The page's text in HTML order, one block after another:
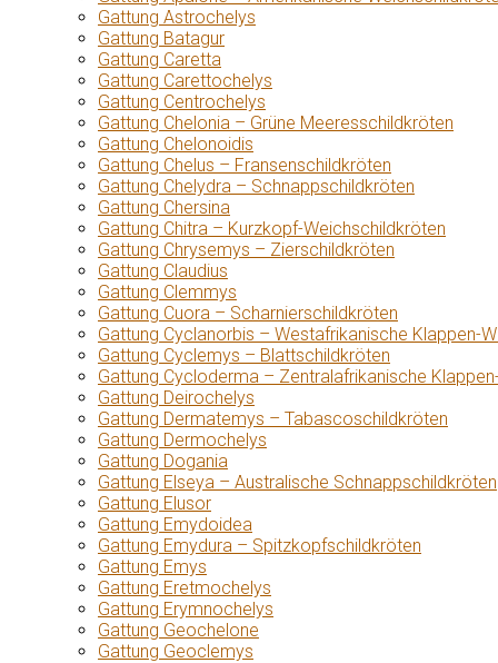
Gattung Astrochelys
Gattung Batagur
Gattung Caretta
Gattung Carettochelys
Gattung Centrochelys
Gattung Chelonia – Grüne Meeresschildkröten
Gattung Chelonoidis
Gattung Chelus – Fransenschildkröten
Gattung Chelydra – Schnappschildkröten
Gattung Chersina
Gattung Chitra – Kurzkopf-Weichschildkröten
Gattung Chrysemys – Zierschildkröten
Gattung Claudius
Gattung Clemmys
Gattung Cuora – Scharnierschildkröten
Gattung Cyclanorbis – Westafrikanische Klappen-
Gattung Cyclemys – Blattschildkröten
Gattung Cycloderma – Zentralafrikanische
Gattung Deirochelys
Gattung Dermatemys – Tabascoschildkröten
Gattung Dermochelys
Gattung Dogania
Gattung Elseya – Australische Schnappschildkröten
Gattung Elusor
Gattung Emydoidea
Gattung Emydura – Spitzkopfschildkröten
Gattung Emys
Gattung Eretmochelys
Gattung Erymnochelys
Gattung Geochelone
Gattung Geoclemys